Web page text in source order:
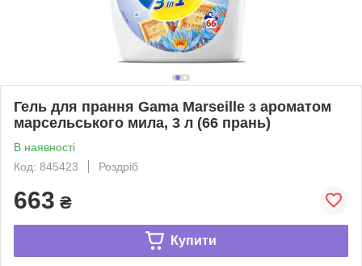
Гель для прання Gama Marseille з ароматом
марсельського мила, 3 л (66 прань)
В наявності
Код: 845423
Роздріб
663 ₴
Купити